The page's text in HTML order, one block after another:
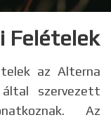
Felételek
az Alterna
szervezett
Az